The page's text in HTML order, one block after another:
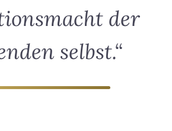
der
selbst.“